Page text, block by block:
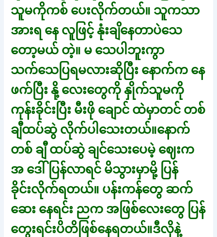
သူမကိုကစ် ပေးလိုက်တယ်။ သူကသာ
အားရ နေ လူဖြင့် နုံးချိနေတာပဲသေ
တော့မယ် တဲ့။ မ သေပါဘူးကွာ
သက်သေပြရမလားဆိုပြီး နောက်က နေ
ဖက်ပြီး နို့ လေးတွေကို နှိုက်သူမကို
ကုန်းခိုင်းပြီး မီးဖို ချောင် ထဲမှာတင် တစ်
ချီထပ်ဆွဲ လိုက်ပါသေးတယ်။နောက်
တစ် ချီ ထပ်ဆွဲ ချင်သေးပေမဲ့ ဈေးက
အ ဒေါ်ပြန်လာရင် မိသွားမှာမို့ ပြန်
ခိုင်းလိုက်ရတယ်။ ပန်းကန်တွေ ဆက်
ဆေး နေရင်း ညက အဖြစ်လေးတွေ ပြန်
တွေးရင်းပိတိဖြစ်နေရတယ်။ဒီလိုနဲ့